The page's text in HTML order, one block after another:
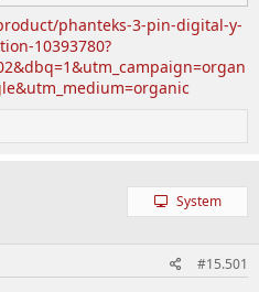
phanteks-3-pin-digital-y-
10393780?
System
#15.501